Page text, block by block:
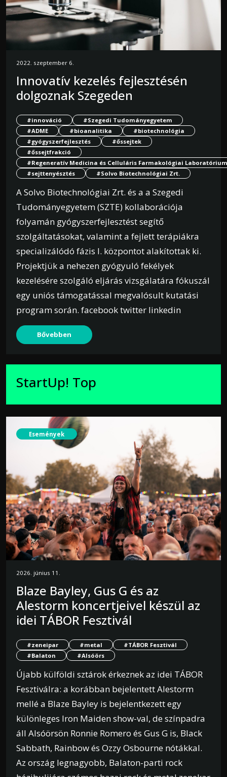
2022. szeptember 6.
Innovatív kezelés fejlesztésén
dolgoznak Szegeden
#innováció
#Szegedi Tudományegyetem
#ADME
#bioanalitika
#biotechnológia
#gyógyszerfejlesztés
#őssejtek
#őssejtfrakció
#Regeneratív Medicina és Celluláris Farmakológiai Laboratórium
#sejttenyésztés
#Solvo Biotechnológiai Zrt.
A Solvo Biotechnológiai Zrt. és a a Szegedi
Tudományegyetem (SZTE) kollaborációja
folyamán gyógyszerfejlesztést segítő
szolgáltatásokat, valamint a fejlett terápiákra
specializálódó fázis I. központot alakítottak ki.
Projektjük a nehezen gyógyuló fekélyek
kezelésére szolgáló eljárás vizsgálatára fókuszál
egy uniós támogatással megvalósult kutatási
program során. facebook twitter linkedin
Bővebben
StartUp! Top
Események
2026. június 11.
Blaze Bayley, Gus G és az
Alestorm koncertjeivel készül az
idei TÁBOR Fesztivál
#zeneipar #metal
#TÁBOR Fesztivál
#Balaton
#Alsóörs
Újabb külföldi sztárok érkeznek az idei TÁBOR
Fesztiválra: a korábban bejelentett Alestorm
mellé a Blaze Bayley is bejelentkezett egy
különleges Iron Maiden show-val, de színpadra
áll Alsóörsön Ronnie Romero és Gus G is, Black
Sabbath, Rainbow és Ozzy Osbourne nótákkal.
Az ország legnagyobb, Balaton-parti rock